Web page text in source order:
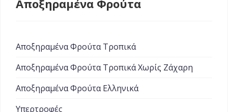
Αποξηραμένα Φρούτα
Αποξηραμένα Φρούτα Τροπικά
Αποξηραμένα Φρούτα Τροπικά Χωρίς Ζάχαρη
Αποξηραμένα Φρούτα Ελληνικά
Υπερτροφές